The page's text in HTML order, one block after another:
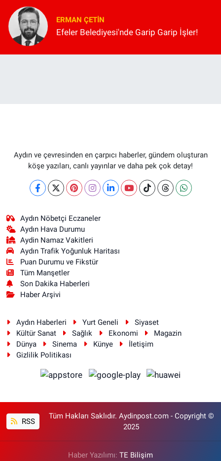
ERMAN ÇETIN
Efeler Belediyesi'nde Garip Garip İşler!
Aydın ve çevresinden en çarpıcı haberler, gündem oluşturan
köşe yazıları, canlı yayınlar ve daha pek çok detay!
Aydın Nöbetçi Eczaneler
Aydın Hava Durumu
Aydin Namaz Vakitleri
Aydın Trafik Yoğunluk Haritası
Puan Durumu ve Fikstür
Tüm Manşetler
Son Dakika Haberleri
Haber Arşivi
Aydın Haberleri Yurt Geneli
Siyaset
Kültür Sanat
Sağlık Ekonomi
Magazin
Dünya
Sinema Künye
İletişim
Gizlilik Politikası
RSS
Tüm Hakları Saklıdır. Aydinpost.com - Copyright ©
2025
Haber Yazılımı: TE Bilişim